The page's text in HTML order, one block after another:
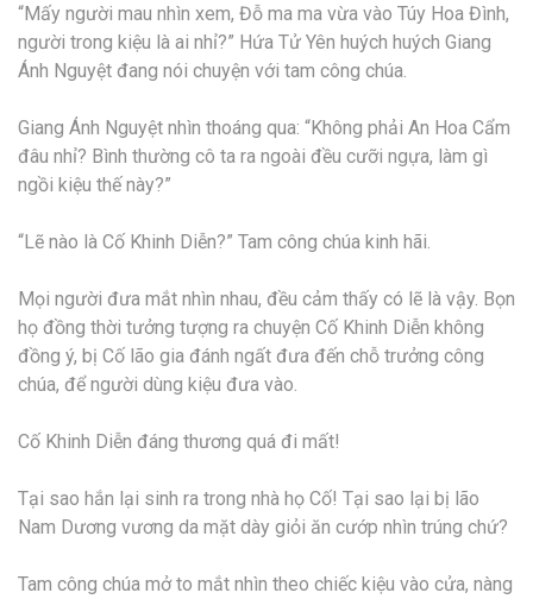
“Mấy người mau nhìn xem, Đỗ ma ma vừa vào Túy Hoa Đình,
người trong kiệu là ai nhỉ?” Hứa Tử Yên huých huých Giang
Ánh Nguyệt đang nói chuyện với tam công chúa.
Giang Ánh Nguyệt nhìn thoáng qua: “Không phải An Hoa Cẩm
đâu nhỉ? Bình thường cô ta ra ngoài đều cưỡi ngựa, làm gì
ngồi kiệu thế này?”
“Lẽ nào là Cố Khinh Diễn?” Tam công chúa kinh hãi.
Mọi người đưa mắt nhìn nhau, đều cảm thấy có lẽ là vậy. Bọn
họ đồng thời tưởng tượng ra chuyện Cố Khinh Diễn không
đồng ý, bị Cố lão gia đánh ngất đưa đến chỗ trưởng công
chúa, để người dùng kiệu đưa vào.
Cố Khinh Diễn đáng thương quá đi mất!
Tại sao hắn lại sinh ra trong nhà họ Cố! Tại sao lại bị lão
Nam Dương vương da mặt dày giỏi ăn cướp nhìn trúng chứ?
Tam công chúa mở to mắt nhìn theo chiếc kiệu vào cửa, nàng